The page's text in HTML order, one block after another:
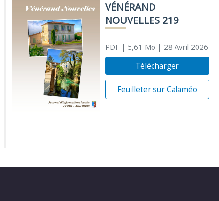
VÉNÉRAND
NOUVELLES 219
PDF| 5,61 Mo | 28 Avril 2026
Télécharger
Feuilleter sur Calaméo